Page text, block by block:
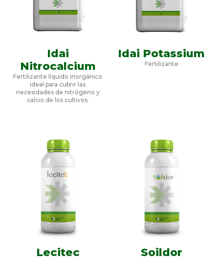
Idai
Nitrocalcium
Fertilizante líquido inorgánico
ideal para cubrir las
necesidades de nitrógeno y
calcio de los cultivos.
Idai Potassium
Fertilizante
Lecitec Soildor